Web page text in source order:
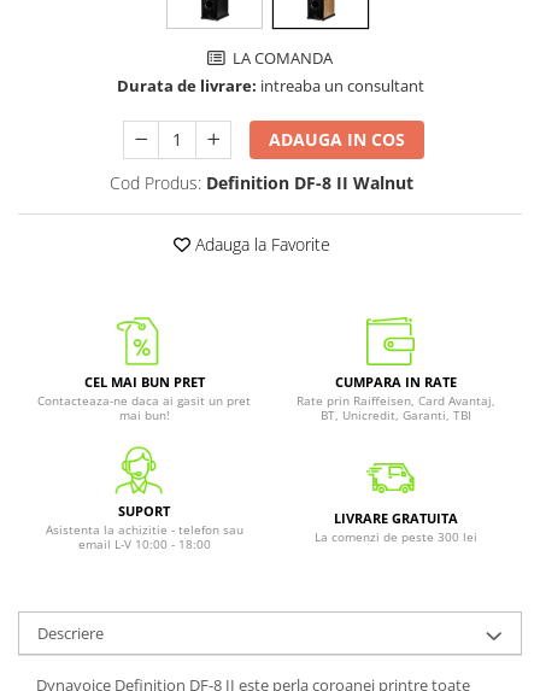
LA COMANDA
Durata de livrare: intreaba un consultant
ADAUGA IN COS
Cod Produs: Definition DF-8 II Walnut
Adauga la Favorite
CEL MAI BUN PRET
Contacteaza-ne daca ai gasit un pret
mai bun!
CUMPARA IN RATE
Rate prin Raiffeisen, Card Avantaj,
BT, Unicredit, Garanti, TBI
SUPORT
Asistenta la achizitie - telefon sau
email L-V 10:00 - 18:00
LIVRARE GRATUITA
La comenzi de peste 300 lei
Descriere
Dynavoice Definition DF-8 II este perla coroanei printre toate